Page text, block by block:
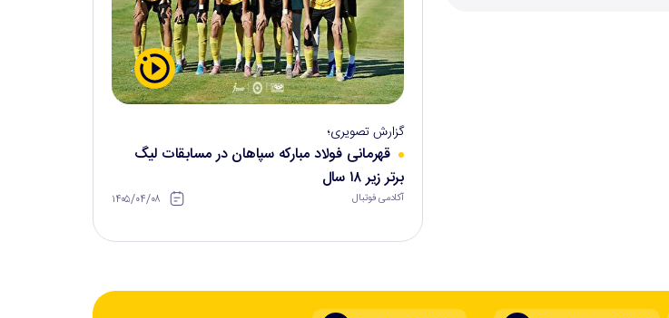
گزارش تصویری؛
قهرمانی فولاد مبارکه سپاهان در مسابقات لیگ
برتر زیر ۱۸ سال
آکادمی فوتبال ۱۴۰۵/۰۴/۰۸